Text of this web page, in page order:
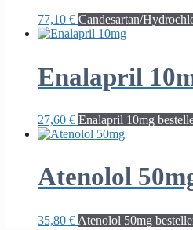
77,10 € Candesartan/
Enalapril
27,60 € Enalapril 10mg
Atenolol
35,80 € Atenolol 50mg